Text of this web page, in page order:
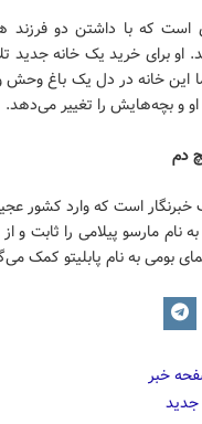
است که با داشتن دو فرزند
او برای خرید یک خانه
این خانه در دل یک باغ
و بچه‌هایش را تغییر می‌دهد.
دم
خبرنگار است که وارد کشور
نام مارسو پیلامی را ثابت و
بومی به نام پابلیتو کمک